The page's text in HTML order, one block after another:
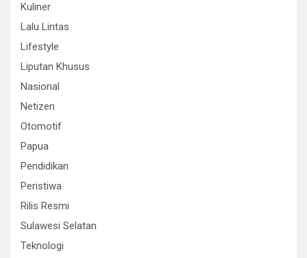
Kuliner
Lalu Lintas
Lifestyle
Liputan Khusus
Nasional
Netizen
Otomotif
Papua
Pendidikan
Peristiwa
Rilis Resmi
Sulawesi Selatan
Teknologi